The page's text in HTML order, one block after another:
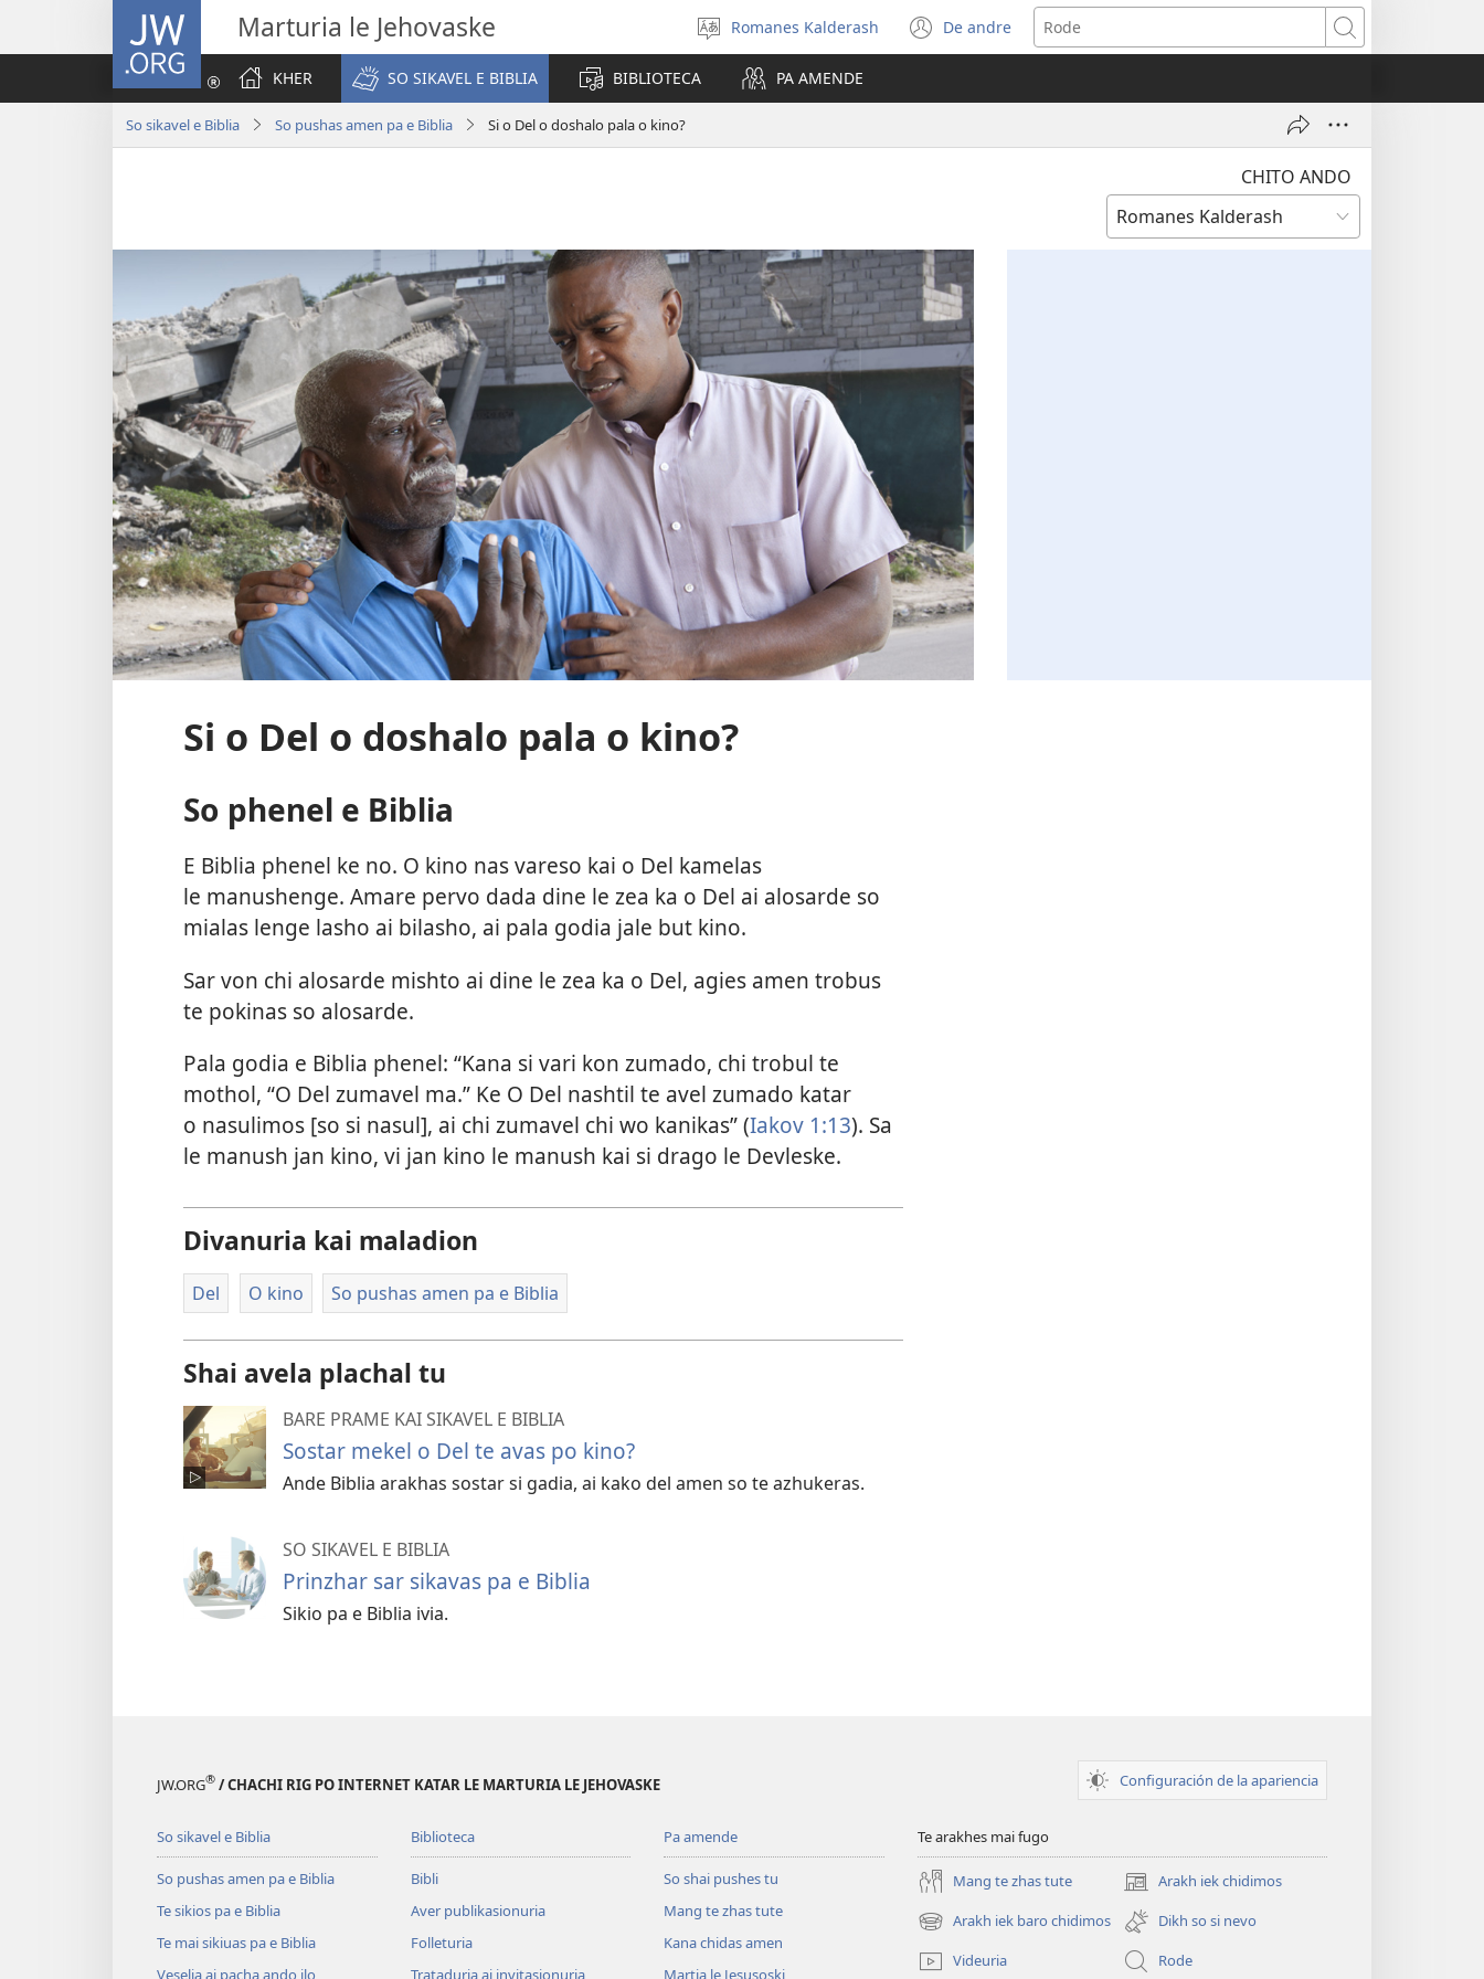
JW.ORG Marturia le Jehovaske
Alosar
e
shib
Romanes Kalderash De andre
(abre
una
ventana)
Rode
KHER
SO SIKAVEL E BIBLIA BIBLIOTECA PA AMENDE
So sikavel e Biblia So pushas amen pa e Biblia Si o Del o doshalo pala o kino?
CHITO ANDO
Si o Del o doshalo pala o kino?
So phenel e Biblia
E Biblia phenel ke no. O kino nas vareso kai o Del kamelas
le manushenge. Amare pervo dada dine le zea ka o Del ai alosarde so
mialas lenge lasho ai bilasho, ai pala godia jale but kino.
Sar von chi alosarde mishto ai dine le zea ka o Del, agies amen trobus
te pokinas so alosarde.
Pala godia e Biblia phenel: “Kana si vari kon zumado, chi trobul te
mothol, “O Del zumavel ma.” Ke O Del nashtil te avel zumado katar
o nasulimos [so si nasul], ai chi zumavel chi wo kanikas” (Iakov 1:13). Sa
le manush jan kino, vi jan kino le manush kai si drago le Devleske.
Divanuria kai maladion
Del O kino So pushas amen pa e Biblia
Shai avela plachal tu
BARE PRAME KAI SIKAVEL E BIBLIA
Sostar mekel o Del te avas po kino?
Ande Biblia arakhas sostar si gadia, ai kako del amen so te azhukeras.
SO SIKAVEL E BIBLIA
Prinzhar sar sikavas pa e Biblia
Sikio pa e Biblia ivia.
JW.ORG® / CHACHI RIG PO INTERNET KATAR LE MARTURIA LE JEHOVASKE Configuración de la apariencia
So sikavel e Biblia
So pushas amen pa e Biblia
Te sikios pa e Biblia
Te mai sikiuas pa e Biblia
Veselia ai pacha ando ilo
Biblioteca
Bibli
Aver publikasionuria
Folleturia
Trataduria ai invitasionuria
Pa amende
So shai pushes tu
Mang te zhas tute
Kana chidas amen
Martia le Jesusoski
Te arakhes mai fugo
Mang te zhas tute Arakh iek chidimos
(abre
una
nueva
ventana)
Arakh iek baro chidimos
(abre
una
nueva
Dikh so si nevo
Videuria
Rode